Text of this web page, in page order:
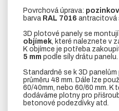
Povrchová úprava:
barva RAL 7016 antracitová
3D plotové panely se
objímek, které naleznete v
K objímce je potřeba
5 mm podle síly drátu panelu.
Standardně se k 3D
průměru 48 mm. Dále lze
60/40mm, nebo 60/60 mm. K
dodáváme plotny pro
betonové podezdívky atd.